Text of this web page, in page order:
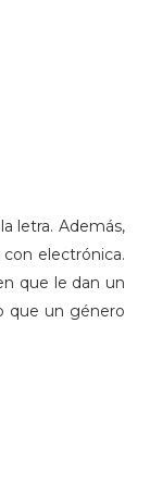
letra. Además,
electrónica.
que le dan un
que un género